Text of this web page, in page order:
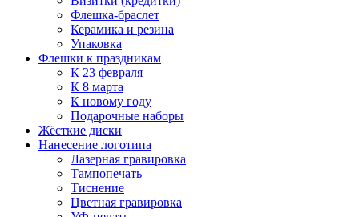
Флешка-браслет
Керамика и резина
Упаковка
Флешки к праздникам
К 23 февраля
К 8 марта
К новому году
Подарочные наборы
Жёсткие диски
Нанесение логотипа
Лазерная гравировка
Тампопечать
Тиснение
Цветная гравировка